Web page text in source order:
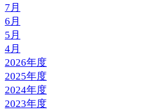
7月
6月
5月
4月
2026年度
2025年度
2024年度
2023年度